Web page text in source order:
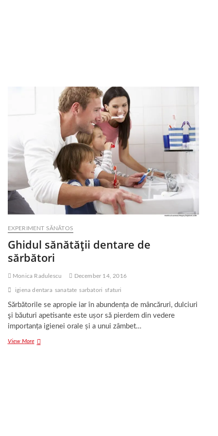
EXPERIMENT SĂNĂTOS
Ghidul sănătăţii dentare de
sărbători
Monica Radulescu December 14, 2016
igiena dentara sanatate sarbatori sfaturi
Sărbătorile se apropie iar în abundența de mâncăruri, dulciuri
şi băuturi apetisante este ușor să pierdem din vedere
importanța igienei orale și a unui zâmbet…
View MoreGhidul